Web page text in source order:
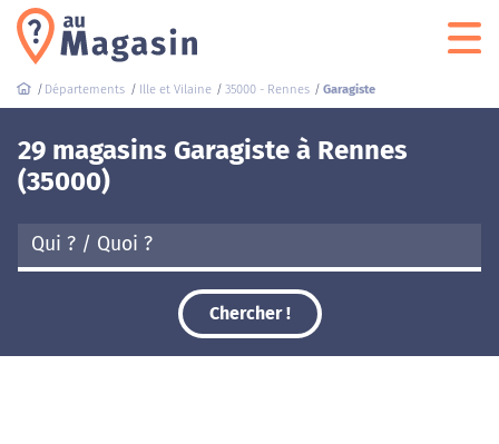
Départements Ille et Vilaine 35000 - Rennes Garagiste
29 magasins Garagiste à Rennes
(35000)
Chercher !